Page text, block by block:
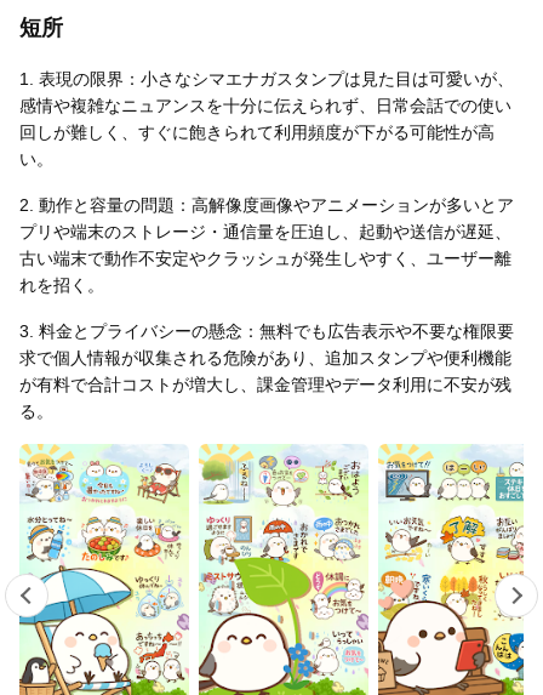
短所
1. 表現の限界：小さなシマエナガスタンプは見た目は可愛いが、
感情や複雑なニュアンスを十分に伝えられず、日常会話での使い
回しが難しく、すぐに飽きられて利用頻度が下がる可能性が高
い。
2. 動作と容量の問題：高解像度画像やアニメーションが多いとア
プリや端末のストレージ・通信量を圧迫し、起動や送信が遅延、
古い端末で動作不安定やクラッシュが発生しやすく、ユーザー離
れを招く。
3. 料金とプライバシーの懸念：無料でも広告表示や不要な権限要
求で個人情報が収集される危険があり、追加スタンプや便利機能
が有料で合計コストが増大し、課金管理やデータ利用に不安が残
る。